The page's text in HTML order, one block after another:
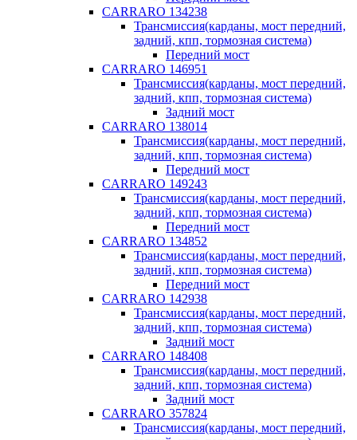
CARRARO 134238
Трансмиссия(карданы, мост передний,
задний, кпп, тормозная система)
Передний мост
CARRARO 146951
Трансмиссия(карданы, мост передний,
задний, кпп, тормозная система)
Задний мост
CARRARO 138014
Трансмиссия(карданы, мост передний,
задний, кпп, тормозная система)
Передний мост
CARRARO 149243
Трансмиссия(карданы, мост передний,
задний, кпп, тормозная система)
Передний мост
CARRARO 134852
Трансмиссия(карданы, мост передний,
задний, кпп, тормозная система)
Передний мост
CARRARO 142938
Трансмиссия(карданы, мост передний,
задний, кпп, тормозная система)
Задний мост
CARRARO 148408
Трансмиссия(карданы, мост передний,
задний, кпп, тормозная система)
Задний мост
CARRARO 357824
Трансмиссия(карданы, мост передний,